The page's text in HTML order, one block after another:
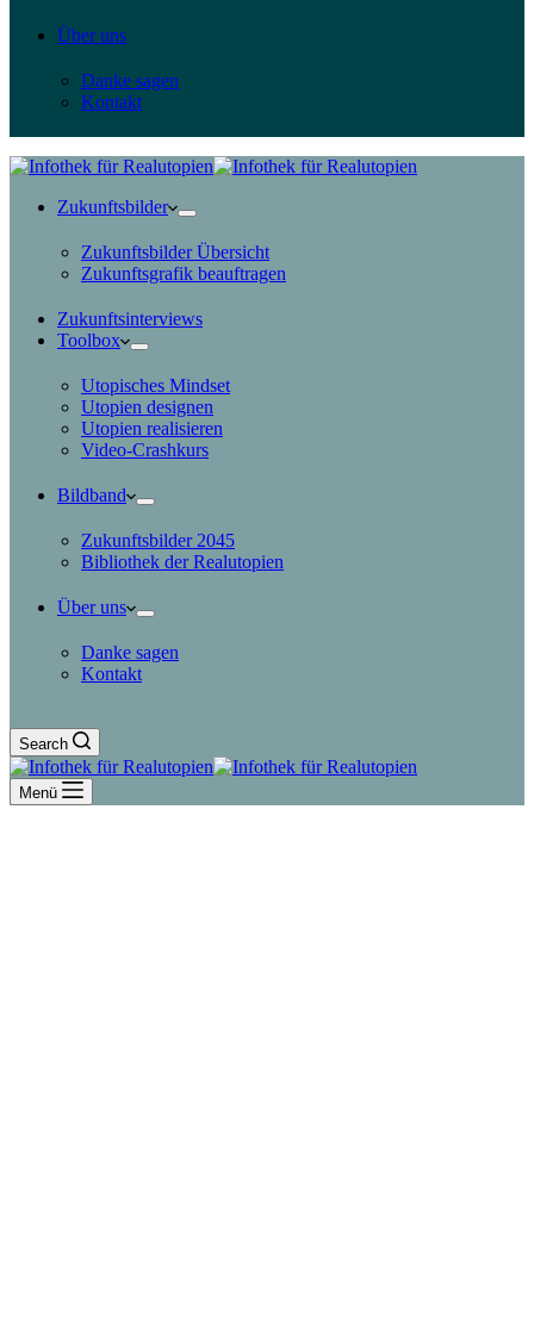
Über uns
Danke sagen
Kontakt
Zukunftsbilder
Zukunftsbilder Übersicht
Zukunftsgrafik beauftragen
Zukunftsinterviews
Toolbox
Utopisches Mindset
Utopien designen
Utopien realisieren
Video-Crashkurs
Bildband
Zukunftsbilder 2045
Bibliothek der Realutopien
Über uns
Danke sagen
Kontakt
Search
Menü